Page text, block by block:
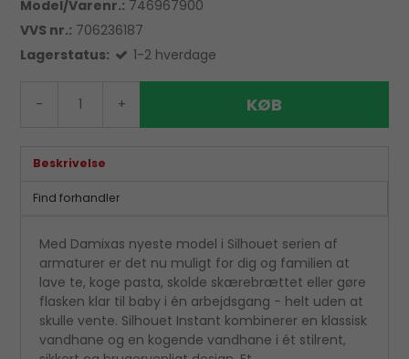
Model/Varenr.: 746967900
VVS nr.: 706236187
Lagerstatus:
1-2 hverdage
- + KØB
Beskrivelse
Find forhandler
Med Damixas nyeste model i Silhouet serien af
armaturer er det nu muligt for dig og familien at
lave te, koge pasta, skolde skærebrættet eller gøre
flasken klar til baby i én arbejdsgang - helt uden at
skulle vente. Silhouet Instant kombinerer en klassisk
vandhane og en kogende vandhane i ét stilrent,